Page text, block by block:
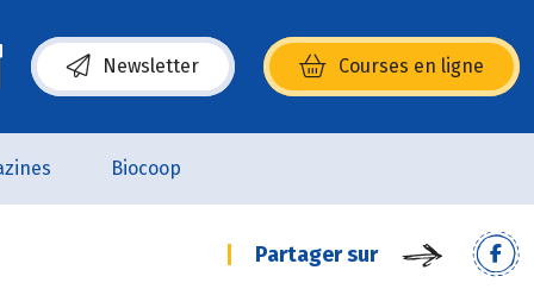
Newsletter Courses en ligne
(s’ouvre dans une nouvelle fenêtre)
Biocoop
Partager sur